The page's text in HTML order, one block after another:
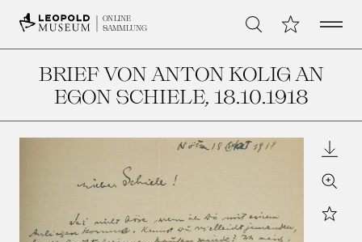
ONLINE
SAMMLUNG
Suche Meine Open
BRIEF VON ANTON KOLIG AN
EGON SCHIELE, 18.10.1918
Zoom
Star